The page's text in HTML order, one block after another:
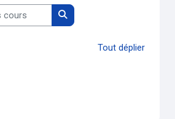
Rechercher des cours
Tout déplier